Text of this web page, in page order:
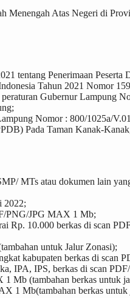
Menengah Atas Negeri di
tentang Penerimaan
Tahun 2021 Nomor
Gubernur Lampung
Nomor : 800/1025a/
Pada Taman Kanak-
MTs atau dokumen lain
2022;
PNG/JPG MAX 1 Mb;
Rp. 10.000 berkas di scan
untuk Jalur Zonasi);
kabupaten berkas di
IPA, IPS, berkas di scan
Mb (tambahan berkas untuk
1 Mb(tambahan berkas